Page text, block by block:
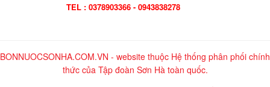
TEL : 0378903366 - 0943838278
BONNUOCSONHA.COM.VN - website thuộc Hệ thống phân phối chính
thức của Tập đoàn Sơn Hà toàn quốc.